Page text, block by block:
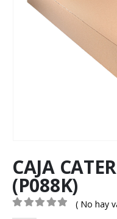
CAJA
(P088K)
( No hay